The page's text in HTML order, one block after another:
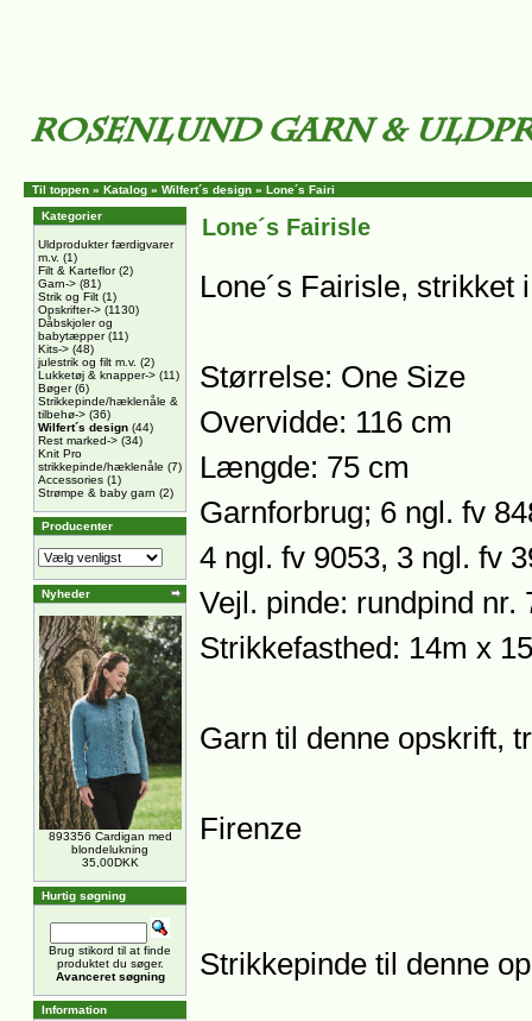
Til toppen » Katalog » Wilfert´s design » Lone´s Fairi
Kategorier
Uldprodukter færdigvarer
m.v. (1)
Filt & Karteflor(2)
Garn-> (81)
Strik og Filt (1)
Opskrifter-> (1130)
Dåbskjoler og
babytæpper(11)
Kits-> (48)
julestrik og filt m.v. (2)
Lukketøj & knapper-> (11)
Bøger(6)
Strikkepinde/hæklenåle &
tilbehø-> (36)
Wilfert´s design (44)
Rest marked-> (34)
Knit Pro
strikkepinde/hæklenåle (7)
Accessories (1)
Strømpe & baby garn (2)
Producenter
Nyheder
893356 Cardigan med
blondelukning
35,00DKK
Hurtig søgning
Brug stikord til at finde
produktet du søger.
Avanceret søgning
Information
Lone´s Fairisle
Lone´s Fairisle, strikket
Størrelse: One Size
Overvidde: 116 cm
Længde: 75 cm
Garnforbrug; 6 ngl. fv
4 ngl. fv 9053, 3 ngl. fv
Vejl. pinde: rundpind nr.
Strikkefasthed: 14m x
Garn til denne opskrift,
Firenze
Strikkepinde til denne